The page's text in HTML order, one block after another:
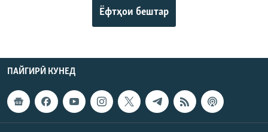
Ёфтҳои бештар
ПАЙГИРӢ КУНЕД